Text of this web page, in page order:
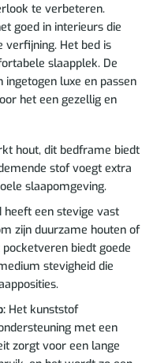
te verbeteren.
goed in interieurs die
verfijning. Het bed is
slaapplek. De
luxe en passen
het een gezellig en
hout, dit bedframe biedt
stof voegt extra
slaapomgeving.
een stevige vast
zijn duurzame houten of
biedt goede
stevigheid die
Het kunststof
met een
zorgt voor een lange